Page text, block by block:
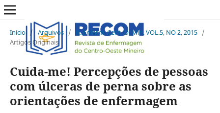
Início / Arquivos / R. Enferm. Cent. O. Min. VOL.5, NO 2, 2015 /
Artigos Originais
Cuida-me! Percepções de pessoas
com úlceras de perna sobre as
orientações de enfermagem